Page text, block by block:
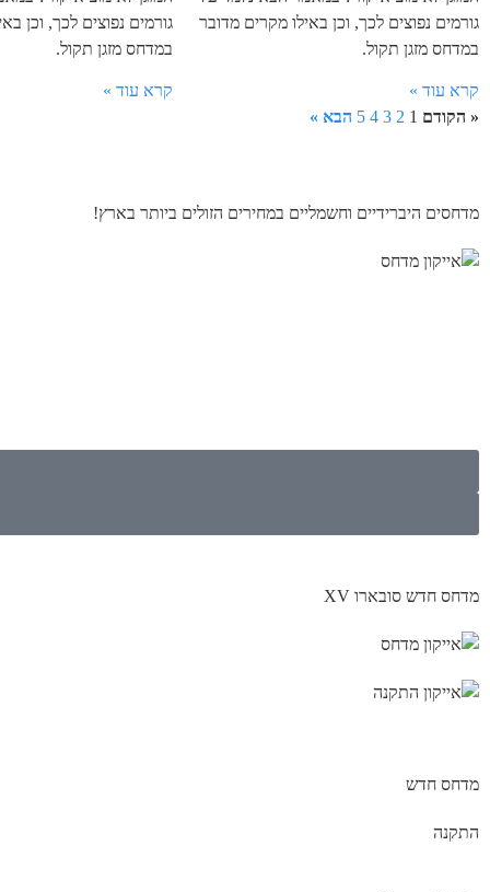
גורמים נפוצים לכך, וכן באילו מקרים מדובר
במדחס מזגן תקול.
קרא עוד »
גורמים נפוצים לכך, וכן
במדחס מזגן תקול.
קרא עוד »
« הקודם 1
2
3
4
5 הבא »
מדחסים היברידיים וחשמליים במחירים הזולים ביותר בארץ!
מדחס חדש סובארו XV
מדחס חדש
התקנה